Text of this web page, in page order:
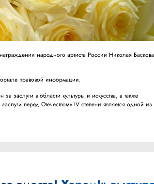
народного артиста России Николая Баскова
правовой информации.
заслуги в области культуры и искусства, а также
перед Отечеством» IV степени является одной из